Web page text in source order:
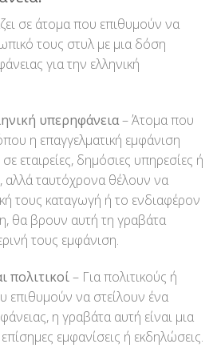
σε άτομα που επιθυμούν να
τους στυλ με μια δόση
για την ελληνική
υπερηφάνεια– Άτομα που
η επαγγελματική εμφάνιση
εταιρείες, δημόσιες υπηρεσίες ή
αλλά ταυτόχρονα θέλουν να
τους καταγωγή ή το ενδιαφέρον
θα βρουν αυτή τη γραβάτα
τους εμφάνιση.
πολιτικοί– Για πολιτικούς ή
να στείλουν ένα
η γραβάτα αυτή είναι μια
επίσημες εμφανίσεις ή εκδηλώσεις.